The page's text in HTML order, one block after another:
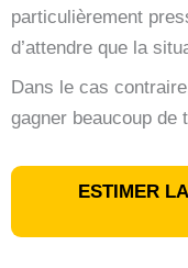
particulièrement
d’attendre que la
Dans le cas
gagner beaucoup de
ESTIMER